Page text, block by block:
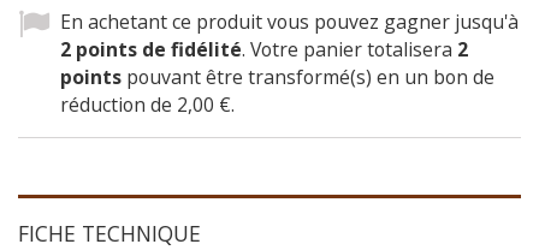
En achetant ce produit vous pouvez gagner jusqu'à
2 points de fidélité. Votre panier totalisera 2
points pouvant être transformé(s) en un bon de
réduction de 2,00 €.
FICHE TECHNIQUE